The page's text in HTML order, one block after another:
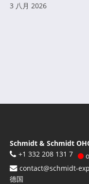
3 八月 2026
Schmidt & Schmidt
+1 332 208 131 7
contact@schmidt-
德国